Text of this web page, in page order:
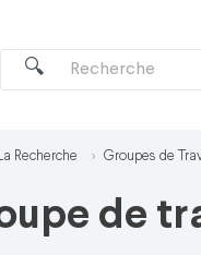
La Recherche Groupes de
de